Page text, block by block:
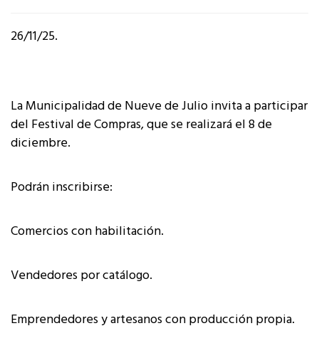
26/11/25.
La Municipalidad de Nueve de Julio invita a participar
del Festival de Compras, que se realizará el 8 de
diciembre.
Podrán inscribirse:
Comercios con habilitación.
Vendedores por catálogo.
Emprendedores y artesanos con producción propia.